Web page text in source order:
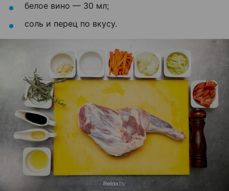
белое вино — 30 мл;
соль и перец по вкусу.